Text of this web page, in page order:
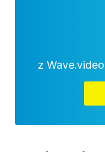
z Wave.video